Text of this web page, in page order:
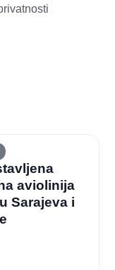
aviolinija
Sarajeva i